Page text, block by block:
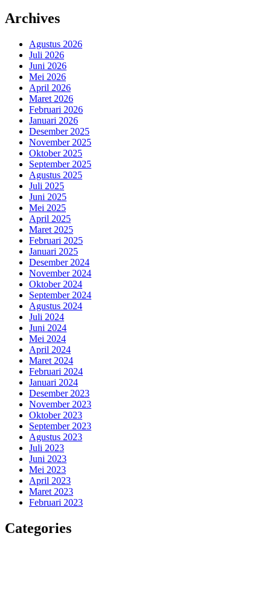
Archives
Agustus 2026
Juli 2026
Juni 2026
Mei 2026
April 2026
Maret 2026
Februari 2026
Januari 2026
Desember 2025
November 2025
Oktober 2025
September 2025
Agustus 2025
Juli 2025
Juni 2025
Mei 2025
April 2025
Maret 2025
Februari 2025
Januari 2025
Desember 2024
November 2024
Oktober 2024
September 2024
Agustus 2024
Juli 2024
Juni 2024
Mei 2024
April 2024
Maret 2024
Februari 2024
Januari 2024
Desember 2023
November 2023
Oktober 2023
September 2023
Agustus 2023
Juli 2023
Juni 2023
Mei 2023
April 2023
Maret 2023
Februari 2023
Categories